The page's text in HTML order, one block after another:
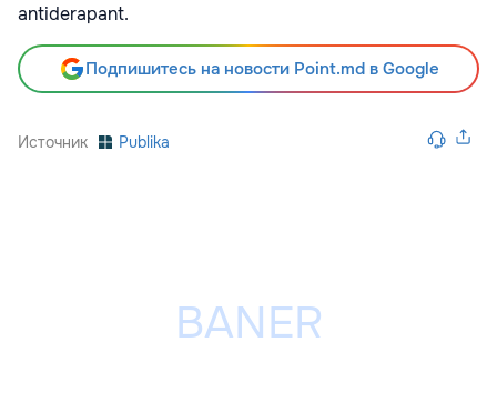
antiderapant.
Подпишитесь на новости Point.md в Google
Источник Publika